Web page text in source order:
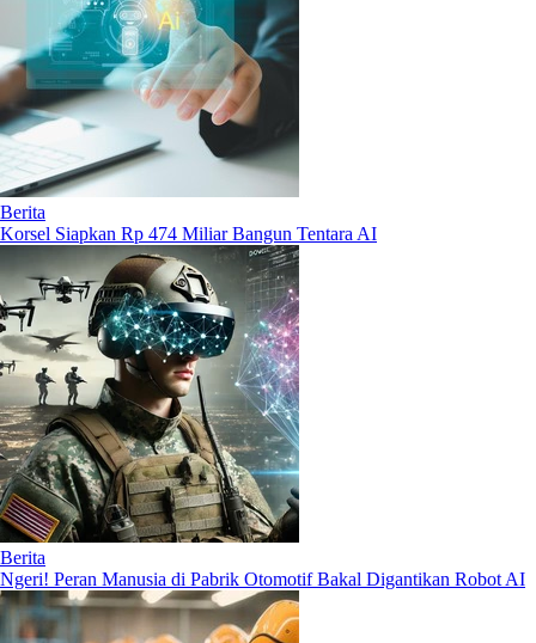
Berita
Korsel Siapkan Rp 474 Miliar Bangun Tentara AI
Berita
Ngeri! Peran Manusia di Pabrik Otomotif Bakal Digantikan Robot AI